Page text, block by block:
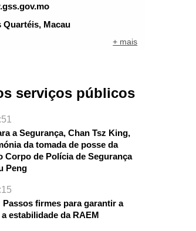
Quartéis, Macau
+ mais
serviços públicos
a Segurança, Chan Tsz King,
da tomada de posse da
Corpo de Polícia de Segurança
Peng
Passos firmes para garantir a
estabilidade da RAEM